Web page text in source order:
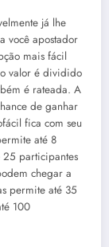
já lhe
você apostador
mais fácil
valor é dividido
é rateada. A
de ganhar
fica com seu
até 8
25 participantes
chegar a
permite até 35
100